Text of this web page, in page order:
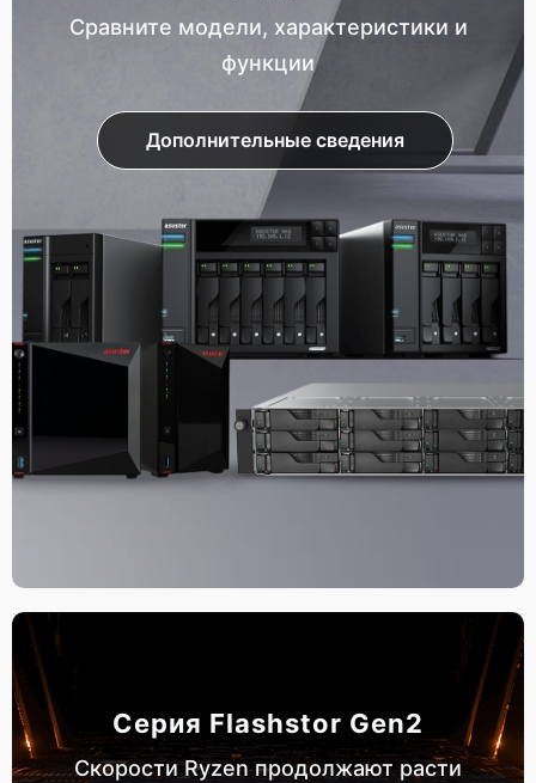
Сравните модели, характеристики и
функции
Дополнительные сведения
Серия Flashstor Gen2
Скорости Ryzen продолжают расти